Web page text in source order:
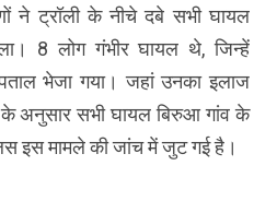
ने ट्रॉली के नीचे दबे सभी घायल
8 लोग गंभीर घायल थे, जिन्हें
भेजा गया। जहां उनका इलाज
के अनुसार सभी घायल बिरुआ गांव के
इस मामले की जांच में जुट गई है।